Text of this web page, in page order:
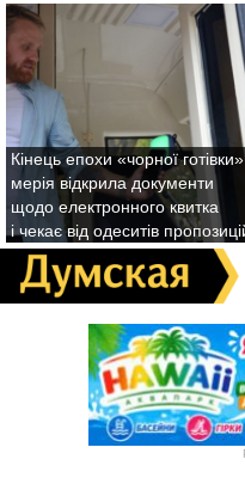
Кінець епохи «чорної
мерія відкрила документи
щодо електронного квитка
і чекає від одеситів